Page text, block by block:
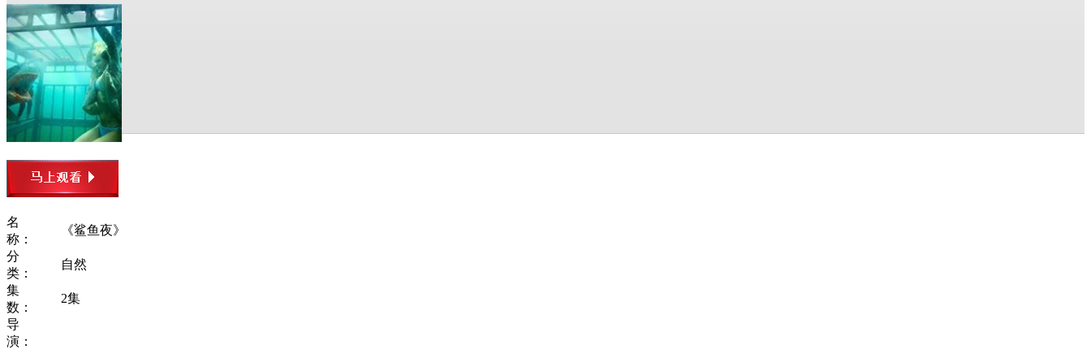
名
称：
《鲨鱼夜》
分
类：
自然
集
数：
2集
导
演：